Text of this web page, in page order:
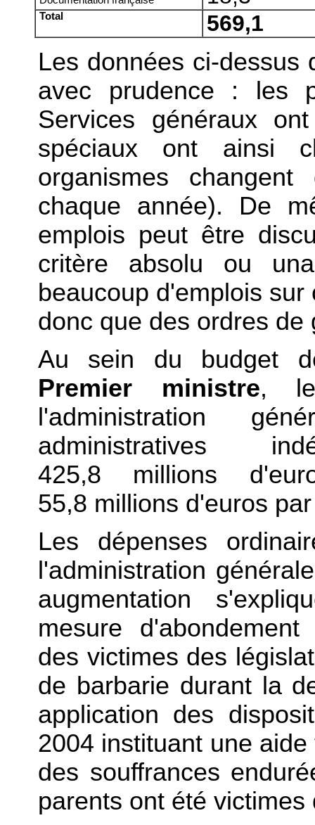
Total 569,1
Les données ci-dessus
avec prudence : les
Services généraux
spéciaux ont ainsi
organismes
chaque année). De
emplois peut être
critère absolu ou
beaucoup d'emplois
donc que des ordres de
Au sein du budget
Premier ministre,
l'administration
administratives
425,8 millions
55,8 millions d'euros
Les dépenses
l'administration
augmentation
mesure
des victimes des
de barbarie durant la
application des
2004 instituant une
des souffrances
parents ont été victimes